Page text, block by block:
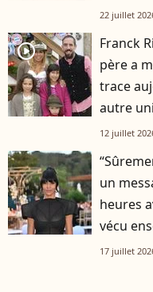
22 juillet
player2
Franck
père a
trace
autre
12 juillet
un
heures
vécu
17 juillet